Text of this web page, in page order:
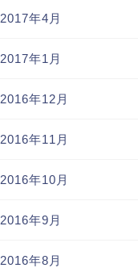
2017年4月
2017年1月
2016年12月
2016年11月
2016年10月
2016年9月
2016年8月